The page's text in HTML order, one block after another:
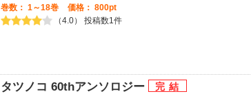
巻数： 1～18巻
価格： 800pt
（4.0） 投稿数1件
タツノコ 60thアンソロジー